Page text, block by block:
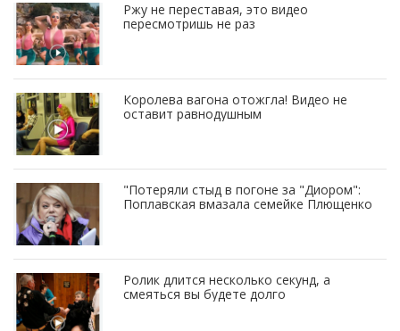
Ржу не переставая, это видео
пересмотришь не раз
Королева вагона отожгла! Видео не
оставит равнодушным
"Потеряли стыд в погоне за "Диором":
Поплавская вмазала семейке Плющенко
Ролик длится несколько секунд, а
смеяться вы будете долго